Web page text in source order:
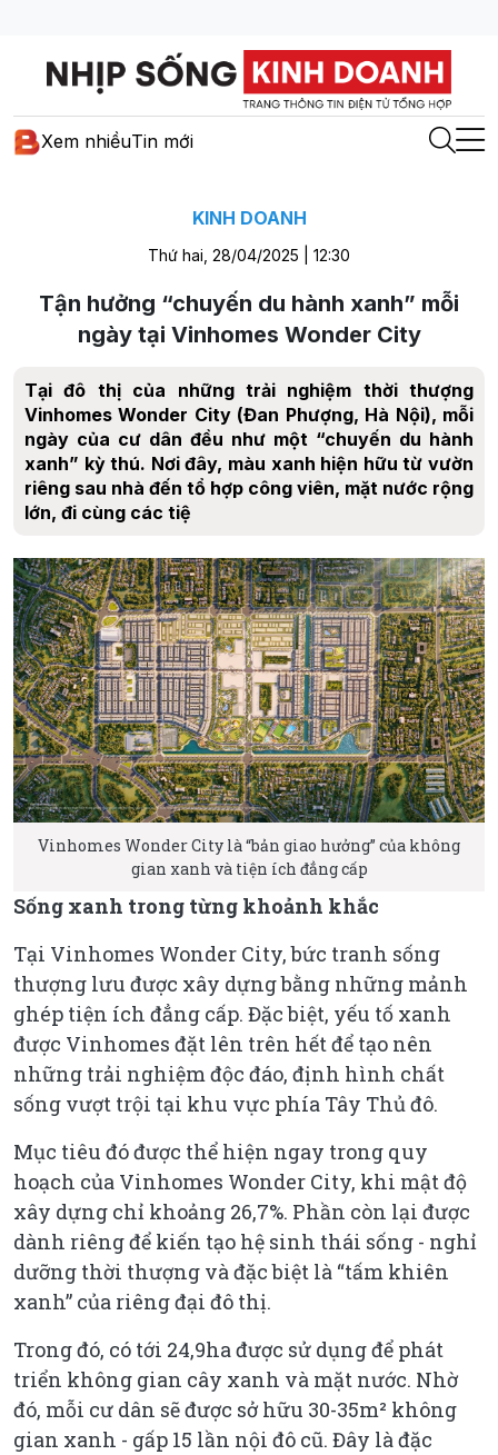
Xem nhiềuTin mới
KINH DOANH
Thứ hai, 28/04/2025 | 12:30
Tận hưởng “chuyến du hành xanh” mỗi
ngày tại Vinhomes Wonder City
Tại đô thị của những trải nghiệm thời thượng
Vinhomes Wonder City (Đan Phượng, Hà Nội), mỗi
ngày của cư dân đều như một “chuyến du hành
xanh” kỳ thú. Nơi đây, màu xanh hiện hữu từ vườn
riêng sau nhà đến tổ hợp công viên, mặt nước rộng
lớn, đi cùng các tiệ
Vinhomes Wonder City là “bản giao hưởng” của không
gian xanh và tiện ích đẳng cấp
Sống xanh trong từng khoảnh khắc
Tại Vinhomes Wonder City, bức tranh sống
thượng lưu được xây dựng bằng những mảnh
ghép tiện ích đẳng cấp. Đặc biệt, yếu tố xanh
được Vinhomes đặt lên trên hết để tạo nên
những trải nghiệm độc đáo, định hình chất
sống vượt trội tại khu vực phía Tây Thủ đô.
Mục tiêu đó được thể hiện ngay trong quy
hoạch của Vinhomes Wonder City, khi mật độ
xây dựng chỉ khoảng 26,7%. Phần còn lại được
dành riêng để kiến tạo hệ sinh thái sống - nghỉ
dưỡng thời thượng và đặc biệt là “tấm khiên
xanh” của riêng đại đô thị.
Trong đó, có tới 24,9ha được sử dụng để phát
triển không gian cây xanh và mặt nước. Nhờ
đó, mỗi cư dân sẽ được sở hữu 30-35m² không
gian xanh - gấp 15 lần nội đô cũ. Đây là đặc